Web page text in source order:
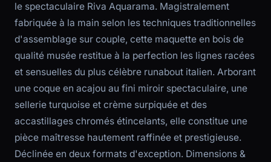
le spectaculaire Riva Aquarama. Magistralement
fabriquée à la main selon les techniques traditionnelles
d'assemblage sur couple, cette maquette en bois de
qualité musée restitue à la perfection les lignes racées
et sensuelles du plus célèbre runabout italien. Arborant
une coque en acajou au fini miroir spectaculaire, une
sellerie turquoise et crème surpiquée et des
accastillages chromés étincelants, elle constitue une
pièce maîtresse hautement raffinée et prestigieuse.
Déclinée en deux formats d'exception. Dimensions &